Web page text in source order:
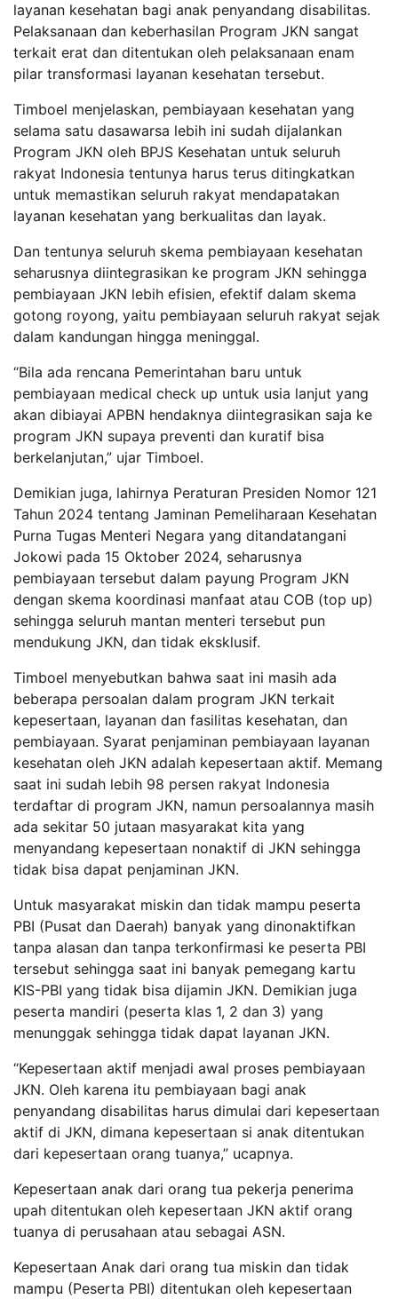
layanan kesehatan bagi anak penyandang disabilitas.
Pelaksanaan dan keberhasilan Program JKN sangat
terkait erat dan ditentukan oleh pelaksanaan enam
pilar transformasi layanan kesehatan tersebut.
Timboel menjelaskan, pembiayaan kesehatan yang
selama satu dasawarsa lebih ini sudah dijalankan
Program JKN oleh BPJS Kesehatan untuk seluruh
rakyat Indonesia tentunya harus terus ditingkatkan
untuk memastikan seluruh rakyat mendapatakan
layanan kesehatan yang berkualitas dan layak.
Dan tentunya seluruh skema pembiayaan kesehatan
seharusnya diintegrasikan ke program JKN sehingga
pembiayaan JKN lebih efisien, efektif dalam skema
gotong royong, yaitu pembiayaan seluruh rakyat sejak
dalam kandungan hingga meninggal.
“Bila ada rencana Pemerintahan baru untuk
pembiayaan medical check up untuk usia lanjut yang
akan dibiayai APBN hendaknya diintegrasikan saja ke
program JKN supaya preventi dan kuratif bisa
berkelanjutan,” ujar Timboel.
Demikian juga, lahirnya Peraturan Presiden Nomor 121
Tahun 2024 tentang Jaminan Pemeliharaan Kesehatan
Purna Tugas Menteri Negara yang ditandatangani
Jokowi pada 15 Oktober 2024, seharusnya
pembiayaan tersebut dalam payung Program JKN
dengan skema koordinasi manfaat atau COB (top up)
sehingga seluruh mantan menteri tersebut pun
mendukung JKN, dan tidak eksklusif.
Timboel menyebutkan bahwa saat ini masih ada
beberapa persoalan dalam program JKN terkait
kepesertaan, layanan dan fasilitas kesehatan, dan
pembiayaan. Syarat penjaminan pembiayaan layanan
kesehatan oleh JKN adalah kepesertaan aktif. Memang
saat ini sudah lebih 98 persen rakyat Indonesia
terdaftar di program JKN, namun persoalannya masih
ada sekitar 50 jutaan masyarakat kita yang
menyandang kepesertaan nonaktif di JKN sehingga
tidak bisa dapat penjaminan JKN.
Untuk masyarakat miskin dan tidak mampu peserta
PBI (Pusat dan Daerah) banyak yang dinonaktifkan
tanpa alasan dan tanpa terkonfirmasi ke peserta PBI
tersebut sehingga saat ini banyak pemegang kartu
KIS-PBI yang tidak bisa dijamin JKN. Demikian juga
peserta mandiri (peserta klas 1, 2 dan 3) yang
menunggak sehingga tidak dapat layanan JKN.
“Kepesertaan aktif menjadi awal proses pembiayaan
JKN. Oleh karena itu pembiayaan bagi anak
penyandang disabilitas harus dimulai dari kepesertaan
aktif di JKN, dimana kepesertaan si anak ditentukan
dari kepesertaan orang tuanya,” ucapnya.
Kepesertaan anak dari orang tua pekerja penerima
upah ditentukan oleh kepesertaan JKN aktif orang
tuanya di perusahaan atau sebagai ASN.
Kepesertaan Anak dari orang tua miskin dan tidak
mampu (Peserta PBI) ditentukan oleh kepesertaan